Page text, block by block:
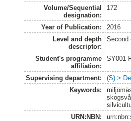
Volume/Sequential
designation:
172
Year of Publication:
2016
Level and depth
descriptor:
Second
Student's programme
affiliation:
SY001
Supervising department:
(S) >
Keywords:
URN:NBN: